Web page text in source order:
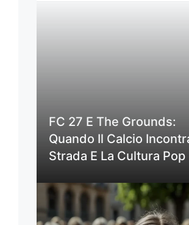
FC 27 E The Grounds:
Quando Il Calcio
Strada E La Cultura Pop